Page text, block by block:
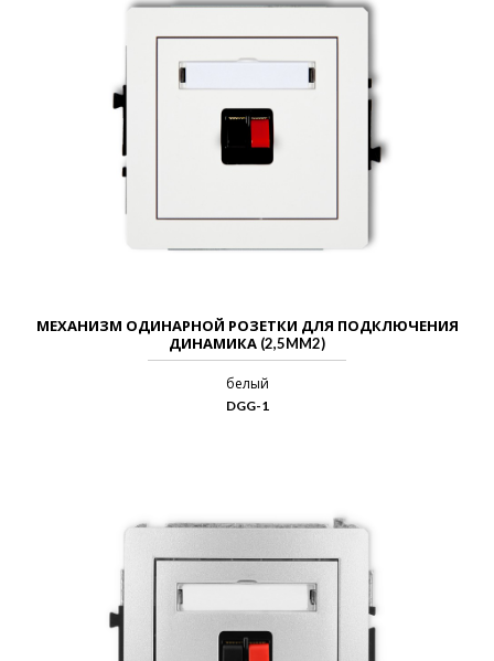
МЕХАНИЗМ ОДИНАРНОЙ РОЗЕТКИ ДЛЯ ПОДКЛЮЧЕНИЯ
ДИНАМИКА (2,5MM2)
белый
DGG-1